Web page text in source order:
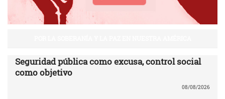
Seguridad pública como excusa, control social
como objetivo
08/08/2026